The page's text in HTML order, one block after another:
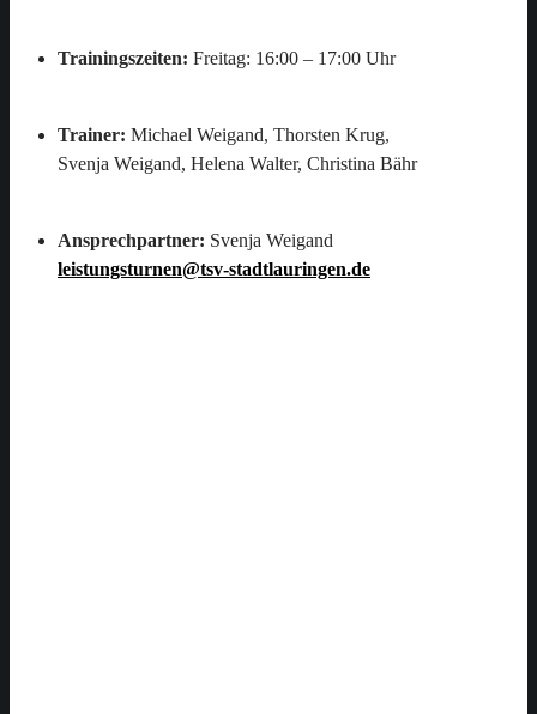
Trainingszeiten: Freitag: 16:00 – 17:00 Uhr
Trainer: Michael Weigand, Thorsten Krug,
Svenja Weigand, Helena Walter, Christina Bähr
Ansprechpartner: Svenja Weigand
leistungsturnen@tsv-stadtlauringen.de